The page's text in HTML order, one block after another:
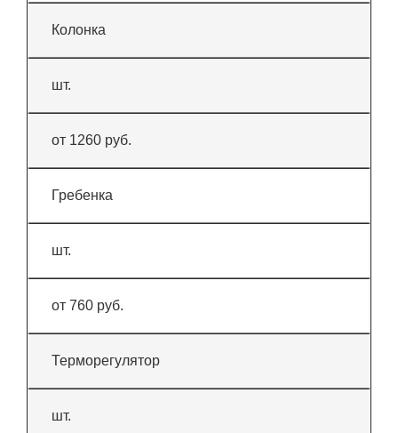
Колонка
шт.
от 1260 руб.
Гребенка
шт.
от 760 руб.
Терморегулятор
шт.